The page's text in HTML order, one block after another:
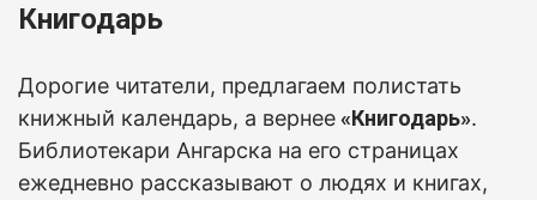
Книгодарь
Дорогие читатели, предлагаем полистать
книжный календарь, а вернее«Книгодарь».
Библиотекари Ангарска на его страницах
ежедневно рассказывают о людях и книгах,